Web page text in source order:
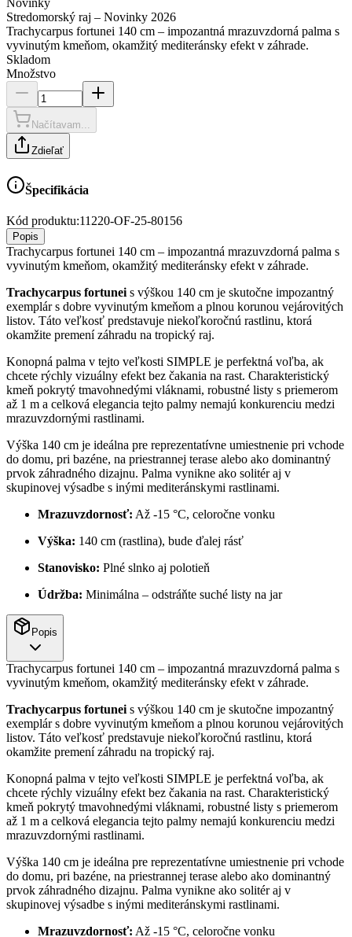
Stredomorský raj – Novinky 2026
Trachycarpus fortunei 140 cm – impozantná mrazuvzdorná palma s
vyvinutým kmeňom, okamžitý mediteránsky efekt v záhrade.
Skladom
Množstvo
Načítavam...
Zdieľať
Špecifikácia
Kód produktu:11220-OF-25-80156
Popis
Trachycarpus fortunei 140 cm – impozantná mrazuvzdorná palma s
vyvinutým kmeňom, okamžitý mediteránsky efekt v záhrade.
Trachycarpus fortunei s výškou 140 cm je skutočne impozantný
exemplár s dobre vyvinutým kmeňom a plnou korunou vejárovitých
listov. Táto veľkosť predstavuje niekoľkoročnú rastlinu, ktorá
okamžite premení záhradu na tropický raj.
Konopná palma v tejto veľkosti SIMPLE je perfektná voľba, ak
chcete rýchly vizuálny efekt bez čakania na rast. Charakteristický
kmeň pokrytý tmavohnedými vláknami, robustné listy s priemerom
až 1 m a celková elegancia tejto palmy nemajú konkurenciu medzi
mrazuvzdornými rastlinami.
Výška 140 cm je ideálna pre reprezentatívne umiestnenie pri vchode
do domu, pri bazéne, na priestrannej terase alebo ako dominantný
prvok záhradného dizajnu. Palma vynikne ako solitér aj v
skupinovej výsadbe s inými mediteránskymi rastlinami.
Mrazuvzdornosť: Až -15 °C, celoročne vonku
Výška: 140 cm (rastlina), bude ďalej rásť
Stanovisko: Plné slnko aj polotieň
Údržba: Minimálna – odstráňte suché listy na jar
Popis
Trachycarpus fortunei 140 cm – impozantná mrazuvzdorná palma s
vyvinutým kmeňom, okamžitý mediteránsky efekt v záhrade.
Trachycarpus fortunei s výškou 140 cm je skutočne impozantný
exemplár s dobre vyvinutým kmeňom a plnou korunou vejárovitých
listov. Táto veľkosť predstavuje niekoľkoročnú rastlinu, ktorá
okamžite premení záhradu na tropický raj.
Konopná palma v tejto veľkosti SIMPLE je perfektná voľba, ak
chcete rýchly vizuálny efekt bez čakania na rast. Charakteristický
kmeň pokrytý tmavohnedými vláknami, robustné listy s priemerom
až 1 m a celková elegancia tejto palmy nemajú konkurenciu medzi
mrazuvzdornými rastlinami.
Výška 140 cm je ideálna pre reprezentatívne umiestnenie pri vchode
do domu, pri bazéne, na priestrannej terase alebo ako dominantný
prvok záhradného dizajnu. Palma vynikne ako solitér aj v
skupinovej výsadbe s inými mediteránskymi rastlinami.
Mrazuvzdornosť: Až -15 °C, celoročne vonku